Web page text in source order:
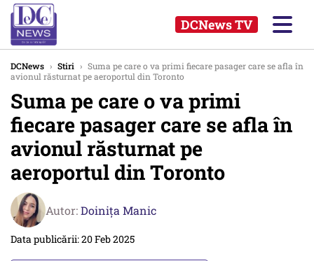
DCNews TV
DCNews › Stiri › Suma pe care o va primi fiecare pasager care se afla în
avionul răsturnat pe aeroportul din Toronto
Suma pe care o va primi
fiecare pasager care se afla în
avionul răsturnat pe
aeroportul din Toronto
Autor:Doinița Manic
Data publicării: 20 Feb 2025